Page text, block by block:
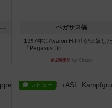
ストリート・オブ・ファイア：ASLデラックスモジュール1 ペガサス橋
1997年にAvalon Hill社が出版した
『Pegasus Bri...
約2時間前 by Chaco
レビュー